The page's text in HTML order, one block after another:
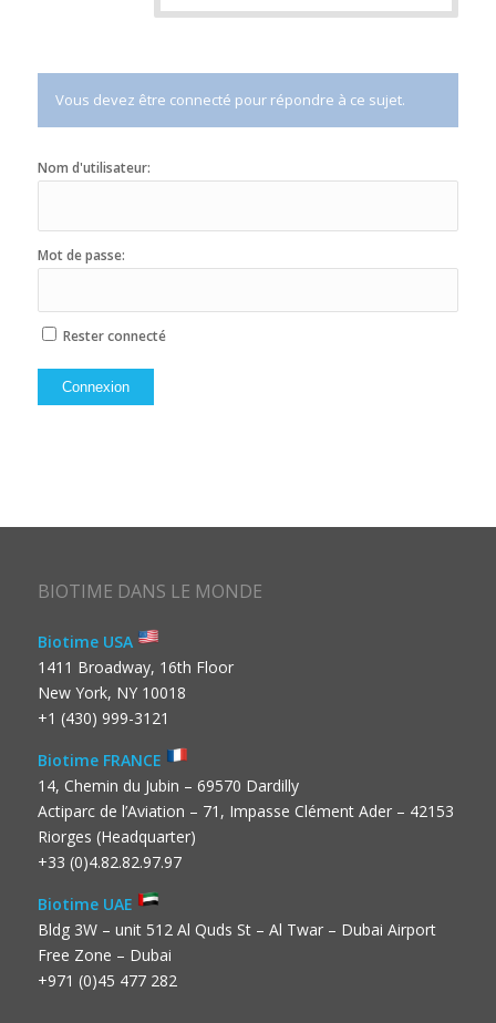
Vous devez être connecté pour répondre à ce sujet.
Nom d'utilisateur:
Mot de passe:
Rester connecté
Connexion
BIOTIME DANS LE MONDE
Biotime USA
1411 Broadway, 16th Floor
New York, NY 10018
+1 (430) 999-3121
Biotime FRANCE
14, Chemin du Jubin – 69570 Dardilly
Actiparc de l’Aviation – 71, Impasse Clément Ader – 42153
Riorges (Headquarter)
+33 (0)4.82.82.97.97
Biotime UAE
Bldg 3W – unit 512 Al Quds St – Al Twar – Dubai Airport
Free Zone – Dubai
+971 (0)45 477 282